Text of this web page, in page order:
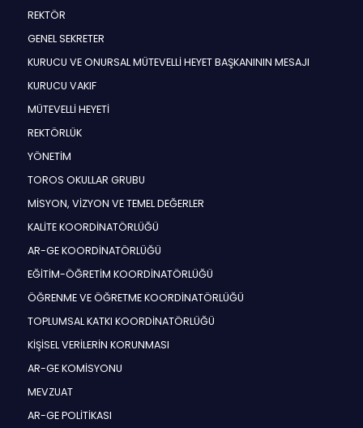
REKTÖR
GENEL SEKRETER
KURUCU VE ONURSAL MÜTEVELLİ HEYET BAŞKANININ MESAJI
KURUCU VAKIF
MÜTEVELLİ HEYETİ
REKTÖRLÜK
YÖNETİM
TOROS OKULLAR GRUBU
MİSYON, VİZYON VE TEMEL DEĞERLER
KALİTE KOORDİNATÖRLÜĞÜ
AR-GE KOORDİNATÖRLÜĞÜ
EĞİTİM-ÖĞRETİM KOORDİNATÖRLÜĞÜ
ÖĞRENME VE ÖĞRETME KOORDİNATÖRLÜĞÜ
TOPLUMSAL KATKI KOORDİNATÖRLÜĞÜ
KİŞİSEL VERİLERİN KORUNMASI
AR-GE KOMİSYONU
MEVZUAT
AR-GE POLİTİKASI